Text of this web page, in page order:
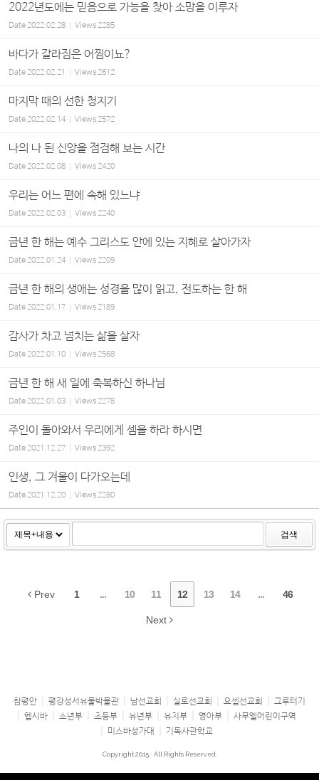
2022년도에는 믿음으로 가능을 찾아 소망을 이루자
Date2022.02.28 Views2285
바다가 갈라짐은 어찜이뇨?
Date2022.02.21 Views2612
마지막 때의 선한 청지기
Date2022.02.14 Views2572
나의 나 된 신앙을 점검해 보는 시간
Date2022.02.08 Views2420
우리는 어느 편에 속해 있느냐
Date2022.02.03 Views2240
금년 한 해는 예수 그리스도 안에 있는 지혜로 살아가자
Date2022.01.24 Views2209
금년 한 해의 생애는 성경을 많이 읽고, 전도하는 한 해
Date2022.01.17 Views2189
감사가 차고 넘치는 삶을 살자
Date2022.01.10 Views2568
금년 한 해 새 일에 축복하신 하나님
Date2022.01.03 Views2278
주인이 돌아와서 우리에게 셈을 하라 하시면
Date2021.12.27 Views2392
인생, 그 겨울이 다가오는데
Date2021.12.20 Views2280
검색
Prev 1 ... 10 11 12 13 14 ... 46
Next
참평안 평강성서유물박물관 남선교회 실로선교회 요셉선교회
그루터기
헵시바
소년부 초등부 유년부 유치부 영아부
사무엘어린이구역
미스바성가대
기독사관학교
Copyright 2015 All Rights Reserved.